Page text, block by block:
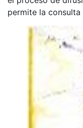
permite la consulta